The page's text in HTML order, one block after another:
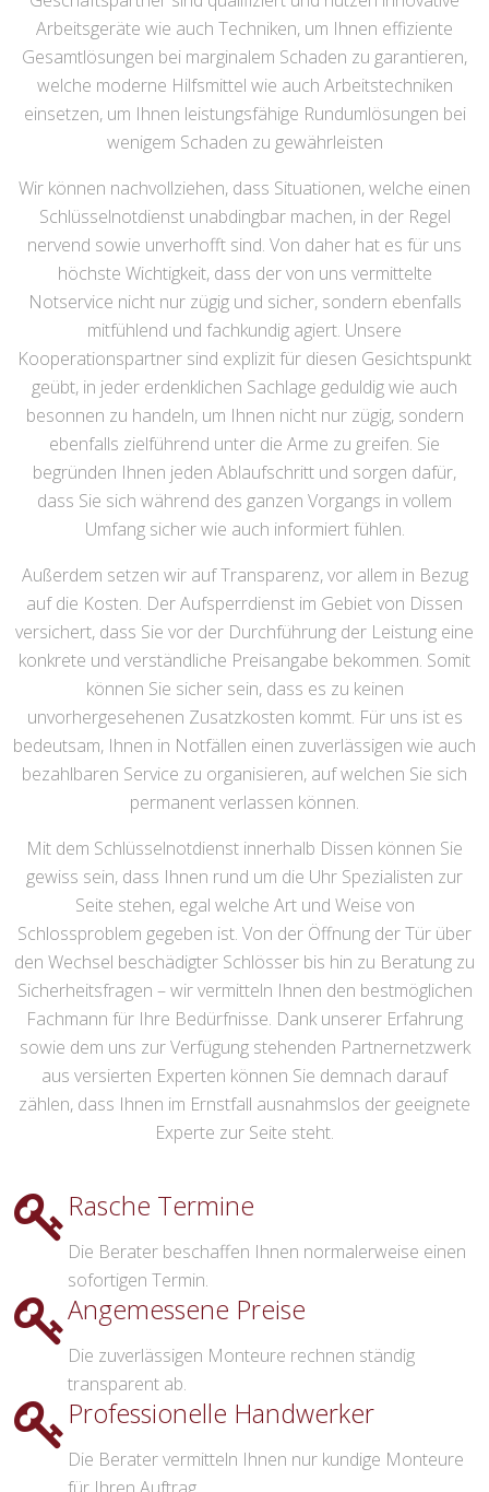
Arbeitsgeräte wie auch Techniken, um Ihnen effiziente
Gesamtlösungen bei marginalem Schaden zu garantieren,
welche moderne Hilfsmittel wie auch Arbeitstechniken
einsetzen, um Ihnen leistungsfähige Rundumlösungen bei
wenigem Schaden zu gewährleisten
Wir können nachvollziehen, dass Situationen, welche einen
Schlüsselnotdienst unabdingbar machen, in der Regel
nervend sowie unverhofft sind. Von daher hat es für uns
höchste Wichtigkeit, dass der von uns vermittelte
Notservice nicht nur zügig und sicher, sondern ebenfalls
mitfühlend und fachkundig agiert. Unsere
Kooperationspartner sind explizit für diesen Gesichtspunkt
geübt, in jeder erdenklichen Sachlage geduldig wie auch
besonnen zu handeln, um Ihnen nicht nur zügig, sondern
ebenfalls zielführend unter die Arme zu greifen. Sie
begründen Ihnen jeden Ablaufschritt und sorgen dafür,
dass Sie sich während des ganzen Vorgangs in vollem
Umfang sicher wie auch informiert fühlen.
Außerdem setzen wir auf Transparenz, vor allem in Bezug
auf die Kosten. Der Aufsperrdienst im Gebiet von Dissen
versichert, dass Sie vor der Durchführung der Leistung eine
konkrete und verständliche Preisangabe bekommen. Somit
können Sie sicher sein, dass es zu keinen
unvorhergesehenen Zusatzkosten kommt. Für uns ist es
bedeutsam, Ihnen in Notfällen einen zuverlässigen wie auch
bezahlbaren Service zu organisieren, auf welchen Sie sich
permanent verlassen können.
Mit dem Schlüsselnotdienst innerhalb Dissen können Sie
gewiss sein, dass Ihnen rund um die Uhr Spezialisten zur
Seite stehen, egal welche Art und Weise von
Schlossproblem gegeben ist. Von der Öffnung der Tür über
den Wechsel beschädigter Schlösser bis hin zu Beratung zu
Sicherheitsfragen – wir vermitteln Ihnen den bestmöglichen
Fachmann für Ihre Bedürfnisse. Dank unserer Erfahrung
sowie dem uns zur Verfügung stehenden Partnernetzwerk
aus versierten Experten können Sie demnach darauf
zählen, dass Ihnen im Ernstfall ausnahmslos der geeignete
Experte zur Seite steht.
Rasche Termine
Die Berater beschaffen Ihnen normalerweise einen
sofortigen Termin.
Angemessene Preise
Die zuverlässigen Monteure rechnen ständig
transparent ab.
Professionelle Handwerker
Die Berater vermitteln Ihnen nur kundige Monteure